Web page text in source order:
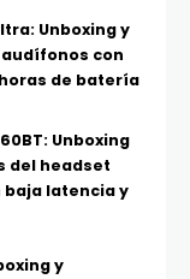
Unboxing y
con
de batería
Unboxing
del headset
latencia y
y